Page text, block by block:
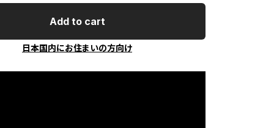
Add to cart
日本国内にお住まいの方向け